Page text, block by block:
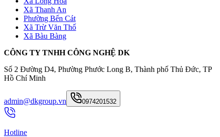
Xã Thanh An
Phường Bến Cát
Xã Trừ Văn Thố
Xã Bàu Bàng
CÔNG TY TNHH CÔNG NGHỆ DK
Số 2 Đường D4, Phường Phước Long B, Thành phố Thủ Đức, TP
Hồ Chí Minh
admin@dkgroup.vn 0974201532
Hotline